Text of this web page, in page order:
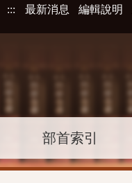
::: 最新消息 編輯說明
部首索引